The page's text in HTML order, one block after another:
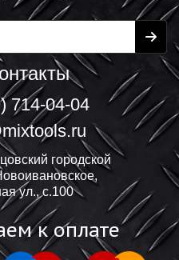
714-04-04
городской
ул., с.100
к оплате